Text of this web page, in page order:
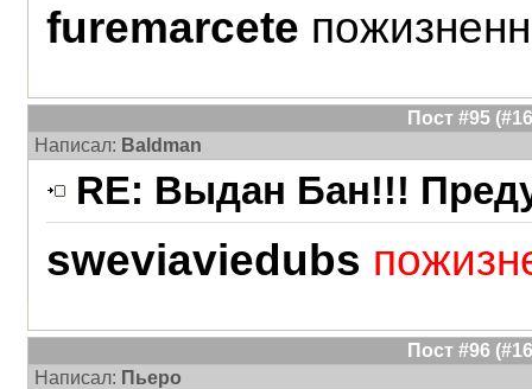
furemarcete
Пост #95
Написал: Baldman
RE: Выдан Бан!!!
sweviaviedubs
Пост #96
Написал: Пьеро